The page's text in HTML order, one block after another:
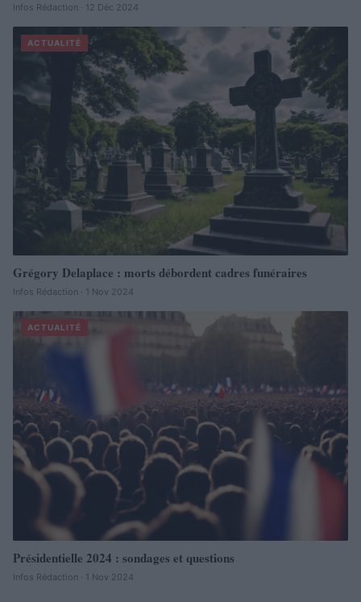
Infos Rédaction · 12 Déc 2024
ACTUALITÉ
Grégory Delaplace : morts débordent cadres funéraires
Infos Rédaction · 1 Nov 2024
ACTUALITÉ
Présidentielle 2024 : sondages et questions
Infos Rédaction · 1 Nov 2024